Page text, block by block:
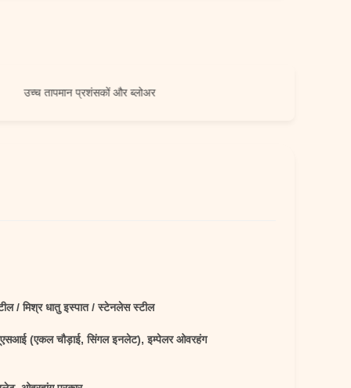
तापमान प्रशंसकों और ब्लोअर
/ मिश्र धातु इस्पात / स्टेनलेस स्टील
(एकल चौड़ाई, सिंगल इनलेट), इम्पेलर ओवरहंग